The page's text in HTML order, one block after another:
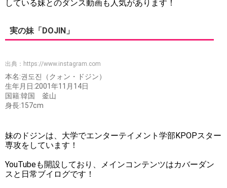
している妹とのダンス動画も人気があります！
実の妹「DOJIN」
出典： https://www.instagram.com
本名:권도진（クォン・ドジン）
生年月日:2001年11月14日
国籍:韓国 釜山
身長:157cm
妹のドジンは、大学でエンターテイメント学部KPOPスター
専攻をしています！
YouTubeも開設しており、メインコンテンツはカバーダン
スと日常ブイログです！